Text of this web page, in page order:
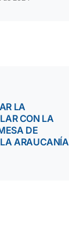
LA
CON LA
DE
ARAUCANÍA